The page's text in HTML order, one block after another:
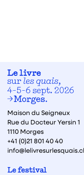
Maison du Seigneux
Rue du Docteur Yersin 1
1110 Morges
+41 (0)21 801 40 40
Le festival